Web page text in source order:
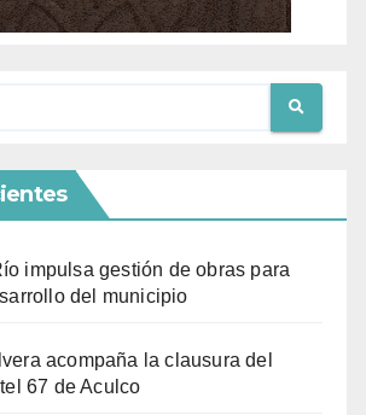
impulsa gestión de obras para
del municipio
acompaña la clausura del
67 de Aculco